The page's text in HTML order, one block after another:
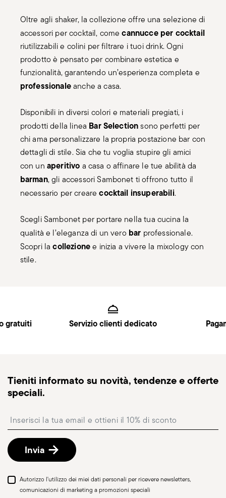
Oltre agli shaker, la collezione offre una selezione di
accessori per cocktail, comecannucce per cocktail
riutilizzabili e colini per filtrare i tuoi drink. Ogni
prodotto è pensato per combinare estetica e
funzionalità, garantendo un’esperienza completa e
professionaleanche a casa.
Disponibili in diversi colori e materiali pregiati, i
prodotti della linea Bar Selectionsono perfetti per
chi ama personalizzare la propria postazione bar con
dettagli di stile. Sia che tu voglia stupire gli amici
con un aperitivo a casa o affinare le tue abilità da
barman, gli accessori Sambonet ti offrono tutto il
necessario per crearecocktail insuperabili.
Scegli Sambonet per portare nella tua cucina la
qualità e l’eleganza di un vero bar professionale.
Scopri lacollezionee inizia a vivere la mixology con
stile.
gratuiti Servizio clienti dedicato
Tieniti informato su novità, tendenze e offerte
speciali.
Invia
Autorizzo l'utilizzo dei miei dati personali per ricevere newsletters,
comunicazioni di marketing a promozioni speciali